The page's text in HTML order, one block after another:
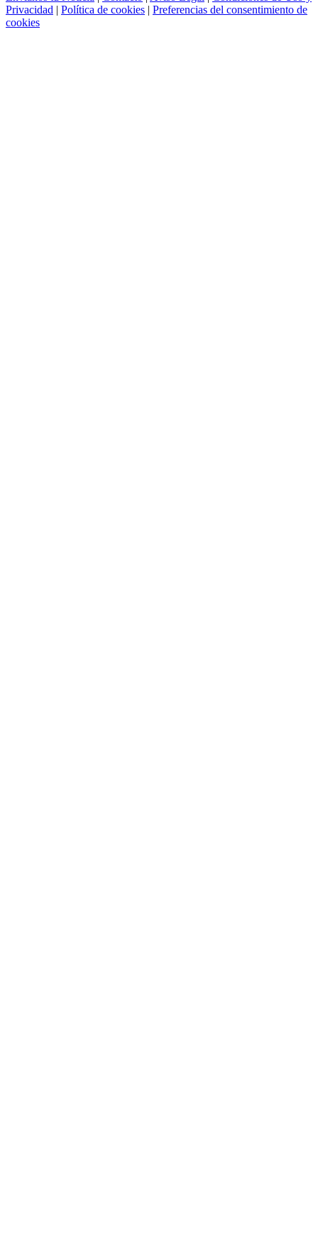
Privacidad | Política de cookies | Preferencias del consentimiento de
cookies